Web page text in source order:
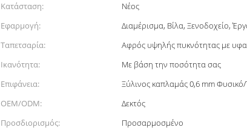
Κατάσταση:
Νέος
Εφαρμογή:
Διαμέρισμα, Βίλα, Ξενοδοχείο,
Ταπετσαρία:
Αφρός υψηλής πυκνότητας με
Ικανότητα:
Με βάση την ποσότητα σας
Επιφάνεια:
Ξύλινος καπλαμάς 0,6 mm Φυσικό/
OEM/ODM:
Δεκτός
Προσδιορισμός:
Προσαρμοσμένο